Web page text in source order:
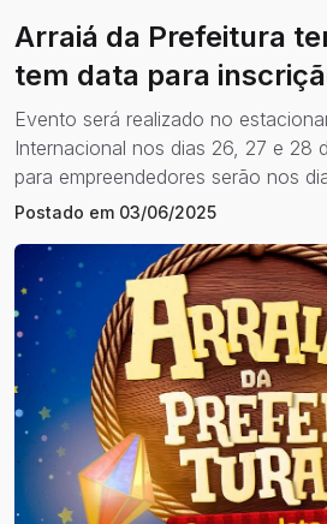
Arraiá da Prefeitura
tem data para
Evento será realizado no
Internacional nos dias 26, 27 e 28
para empreendedores serão nos
Postado em 03/06/2025